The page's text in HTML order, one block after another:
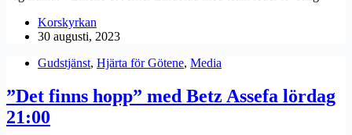
Korskyrkan
30 augusti, 2023
Gudstjänst, Hjärta för Götene, Media
”Det finns hopp” med Betz Assefa lördag
21:00